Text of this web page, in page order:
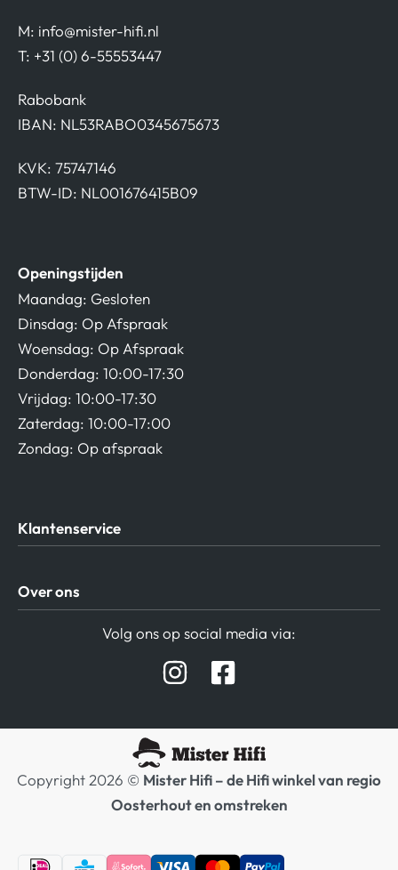
M: info@mister-hifi.nl
T: +31 (0) 6-55553447
Rabobank
IBAN: NL53RABO0345675673
KVK: 75747146
BTW-ID: NL001676415B09
Openingstijden
Maandag: Gesloten
Dinsdag: Op Afspraak
Woensdag: Op Afspraak
Donderdag: 10:00-17:30
Vrijdag: 10:00-17:30
Zaterdag: 10:00-17:00
Zondag: Op afspraak
Klantenservice
Privacy beleid
Verzending / Retour
Afspraak Demoruimte
Over ons
Hifi winkel Raamsdonksveer
Volg ons op social media via:
Copyright 2026 © Mister Hifi – de Hifi winkel van regio
Oosterhout en omstreken